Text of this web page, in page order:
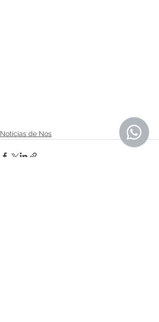
Noticias de Nos